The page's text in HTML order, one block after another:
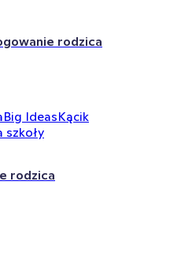
rodzica
Big IdeasKącik
szkoły
rodzica